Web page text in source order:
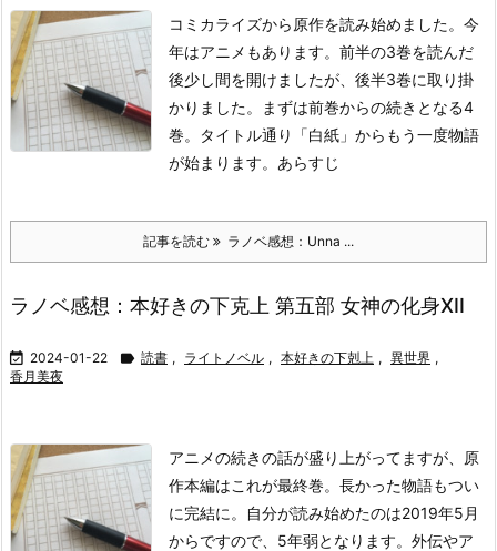
コミカライズから原作を読み始めました。今
年はアニメもあります。前半の3巻を読んだ
後少し間を開けましたが、後半3巻に取り掛
かりました。まずは前巻からの続きとなる4
巻。タイトル通り「白紙」からもう一度物語
が始まります。 あらすじ
記事を読む ラノベ感想：Unna ...
ラノベ感想：本好きの下克上 第五部 女神の化身XII
 2024-01-22  読書 , ライトノベル , 本好きの下剋上 , 異世界 ,
香月美夜
アニメの続きの話が盛り上がってますが、原
作本編はこれが最終巻。長かった物語もつい
に完結に。自分が読み始めたのは2019年5月
からですので、5年弱となります。外伝やア